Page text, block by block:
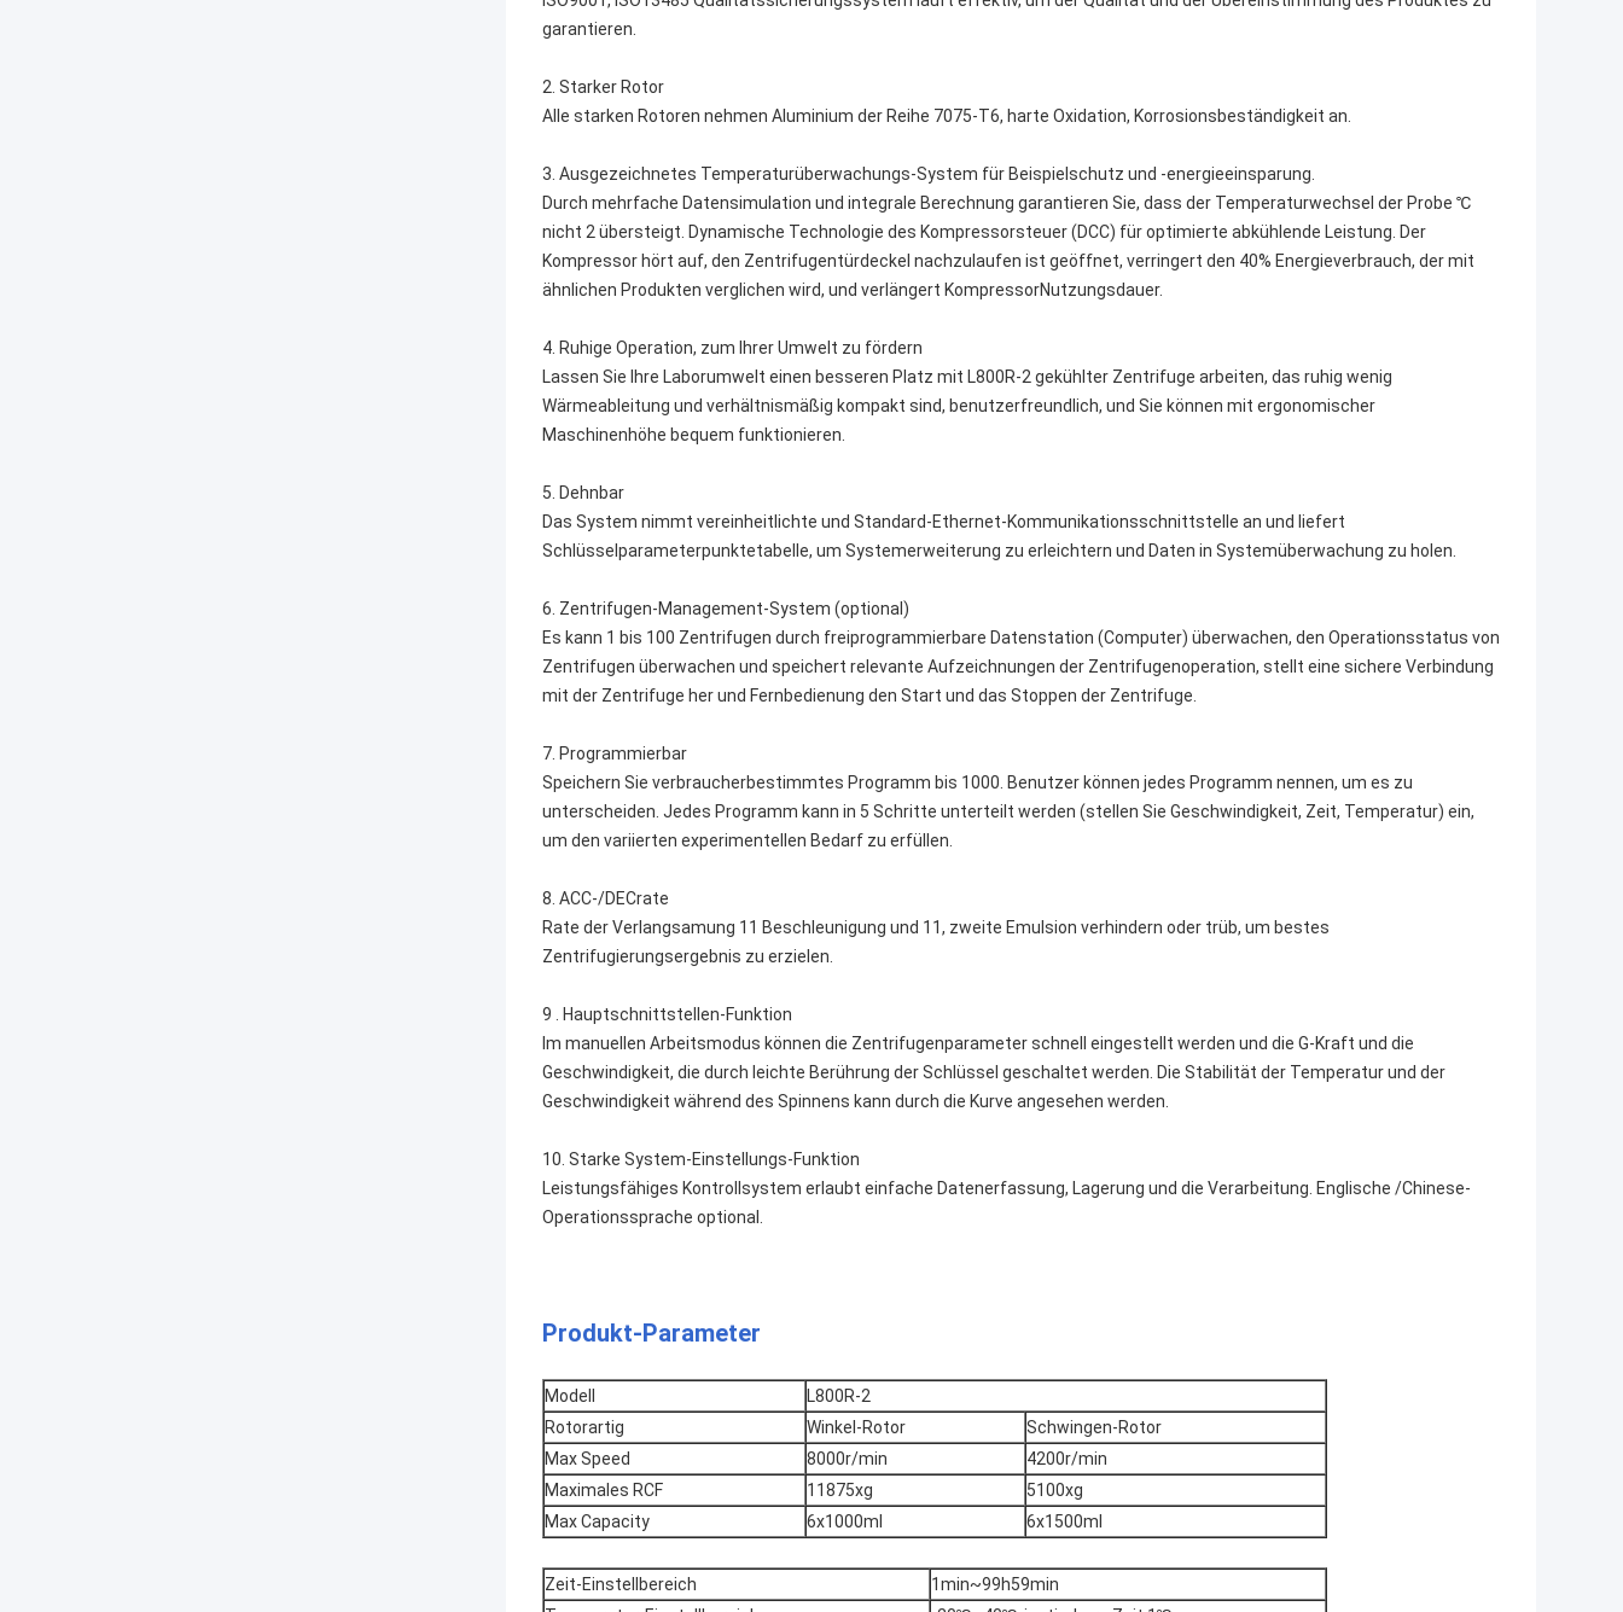
garantieren.
2. Starker Rotor
Alle starken Rotoren nehmen Aluminium der Reihe 7075-T6, harte Oxidation, Korrosionsbeständigkeit an.
3. Ausgezeichnetes Temperaturüberwachungs-System für Beispielschutz und -energieeinsparung.
Durch mehrfache Datensimulation und integrale Berechnung garantieren Sie, dass der Temperaturwechsel der Probe ℃
nicht 2 übersteigt. Dynamische Technologie des Kompressorsteuer (DCC) für optimierte abkühlende Leistung. Der
Kompressor hört auf, den Zentrifugentürdeckel nachzulaufen ist geöffnet, verringert den 40% Energieverbrauch, der mit
ähnlichen Produkten verglichen wird, und verlängert KompressorNutzungsdauer.
4. Ruhige Operation, zum Ihrer Umwelt zu fördern
Lassen Sie Ihre Laborumwelt einen besseren Platz mit L800R-2 gekühlter Zentrifuge arbeiten, das ruhig wenig
Wärmeableitung und verhältnismäßig kompakt sind, benutzerfreundlich, und Sie können mit ergonomischer
Maschinenhöhe bequem funktionieren.
5. Dehnbar
Das System nimmt vereinheitlichte und Standard-Ethernet-Kommunikationsschnittstelle an und liefert
Schlüsselparameterpunktetabelle, um Systemerweiterung zu erleichtern und Daten in Systemüberwachung zu holen.
6. Zentrifugen-Management-System (optional)
Es kann 1 bis 100 Zentrifugen durch freiprogrammierbare Datenstation (Computer) überwachen, den Operationsstatus von
Zentrifugen überwachen und speichert relevante Aufzeichnungen der Zentrifugenoperation, stellt eine sichere Verbindung
mit der Zentrifuge her und Fernbedienung den Start und das Stoppen der Zentrifuge.
7. Programmierbar
Speichern Sie verbraucherbestimmtes Programm bis 1000. Benutzer können jedes Programm nennen, um es zu
unterscheiden. Jedes Programm kann in 5 Schritte unterteilt werden (stellen Sie Geschwindigkeit, Zeit, Temperatur) ein,
um den variierten experimentellen Bedarf zu erfüllen.
8. ACC-/DECrate
Rate der Verlangsamung 11 Beschleunigung und 11, zweite Emulsion verhindern oder trüb, um bestes
Zentrifugierungsergebnis zu erzielen.
9 .
Hauptschnittstellen-Funktion
Im manuellen Arbeitsmodus können die Zentrifugenparameter schnell eingestellt werden und die G-Kraft und die
Geschwindigkeit, die durch leichte Berührung der Schlüssel geschaltet werden. Die Stabilität der Temperatur und der
Geschwindigkeit während des Spinnens kann durch die Kurve angesehen werden.
10. Starke System-Einstellungs-Funktion
Leistungsfähiges Kontrollsystem erlaubt einfache Datenerfassung, Lagerung und die Verarbeitung. Englische /Chinese-
Operationssprache optional.
Produkt-Parameter
Modell
L800R-2
Rotorartig
Winkel-Rotor
Schwingen-Rotor
Max Speed
8000r/min
4200r/min
Maximales RCF
11875xg
5100xg
Max Capacity
6x1000ml 6x1500ml
Zeit-Einstellbereich
1min~99h59min